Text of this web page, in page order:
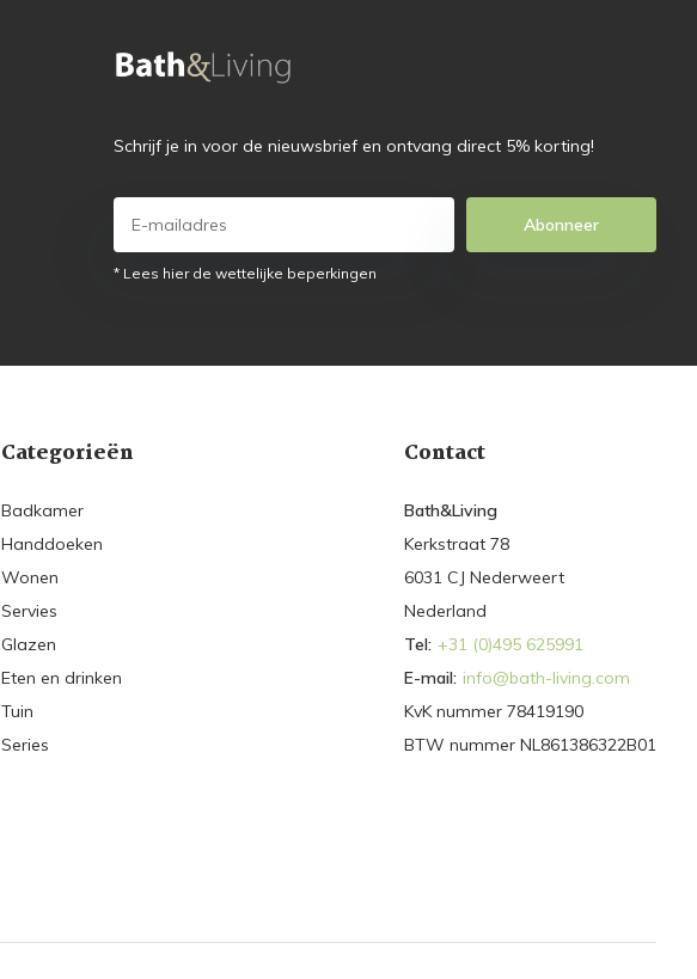
Schrijf je in voor de nieuwsbrief en ontvang direct 5% korting!
Abonneer
* Lees hier de wettelijke beperkingen
Categorieën
Badkamer
Handdoeken
Wonen
Servies
Glazen
Eten en drinken
Tuin
Series
Contact
Bath&Living
Kerkstraat 78
6031 CJ Nederweert
Nederland
Tel: +31 (0)495 625991
E-mail: info@bath-living.com
KvK nummer 78419190
BTW nummer NL861386322B01